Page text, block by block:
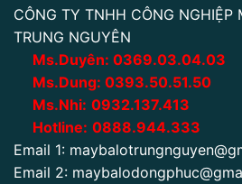
CÔNG TY TNHH CÔNG NGHIỆP
TRUNG NGUYÊN
Ms.Duyên: 0369.03.04.03
Ms.Dung: 0393.50.51.50
Ms.Nhi: 0932.137.413
Hotline: 0888.944.333
Email 1:
Email 2: